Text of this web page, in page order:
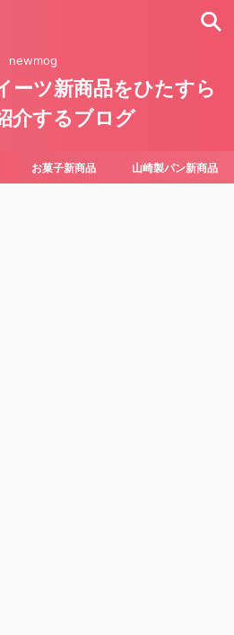
newmog
ーツ新商品をひたすら
介するブログ
お菓子新商品 山崎製パン新商品